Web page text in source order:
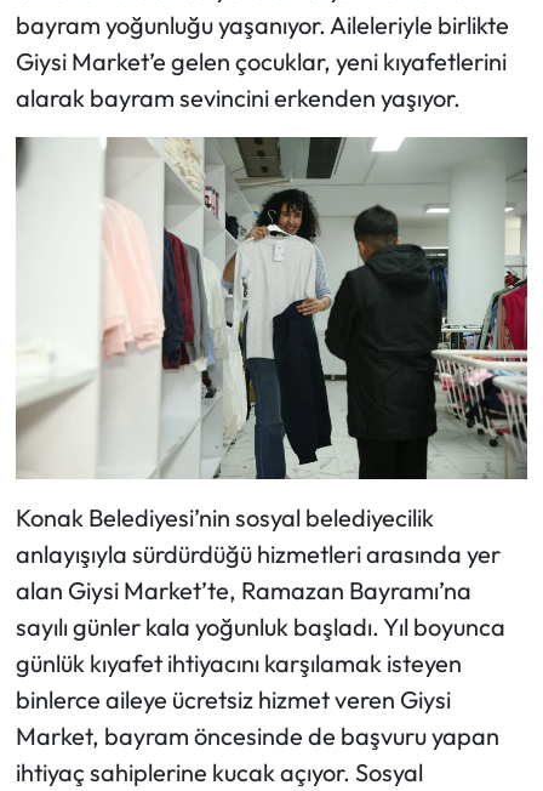
bayram yoğunluğu yaşanıyor. Aileleriyle birlikte
Giysi Market’e gelen çocuklar, yeni kıyafetlerini
alarak bayram sevincini erkenden yaşıyor.
Konak Belediyesi’nin sosyal belediyecilik
anlayışıyla sürdürdüğü hizmetleri arasında yer
alan Giysi Market’te, Ramazan Bayramı’na
sayılı günler kala yoğunluk başladı. Yıl boyunca
günlük kıyafet ihtiyacını karşılamak isteyen
binlerce aileye ücretsiz hizmet veren Giysi
Market, bayram öncesinde de başvuru yapan
ihtiyaç sahiplerine kucak açıyor. Sosyal